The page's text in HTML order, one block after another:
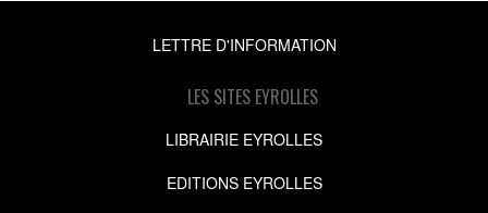
LETTRE D'INFORMATION
LES SITES EYROLLES
LIBRAIRIE EYROLLES
EDITIONS EYROLLES